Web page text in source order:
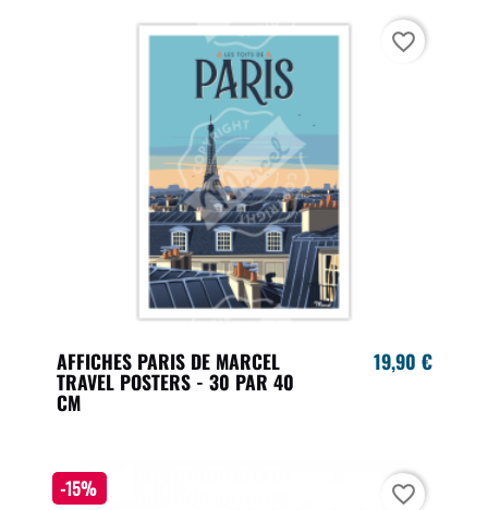
AFFICHES PARIS DE MARCEL
TRAVEL POSTERS - 30 PAR 40
CM
19,90 €
favorite_border
-15% favorite_border